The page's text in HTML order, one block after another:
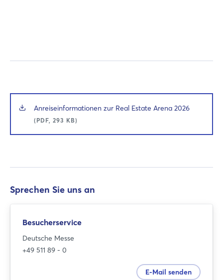
Anreiseinformationen zur Real Estate Arena 2026
(PDF, 293 KB)
Sprechen Sie uns an
Besucherservice
Deutsche Messe
+49 511 89 - 0
E-Mail senden